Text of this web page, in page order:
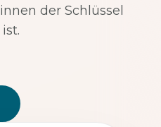
der Schlüssel